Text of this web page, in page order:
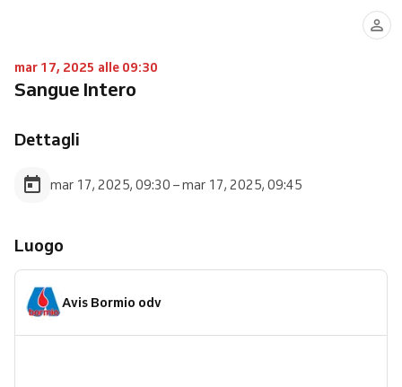
mar 17, 2025 alle 09:30
Sangue Intero
Dettagli
mar 17, 2025, 09:30 – mar 17, 2025, 09:45
Luogo
Avis Bormio odv